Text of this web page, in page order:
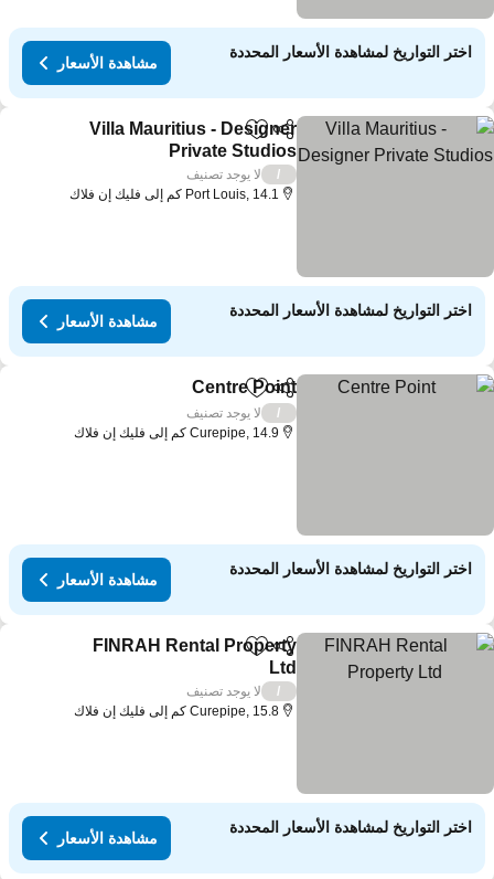
اختر التواريخ لمشاهدة الأسعار المحددة
مشاهدة الأسعار
مشاركةAdd to favorites
Villa Mauritius - Designer
Private Studios
مشاهدة الأسعار
لا يوجد تصنيف
Port Louis, 14.1 كم إلى فليك إن فلاك
اختر التواريخ لمشاهدة الأسعار المحددة
مشاهدة الأسعار
مشاركةAdd to favorites
Centre Point
لا يوجد تصنيف
Curepipe, 14.9 كم إلى فليك إن فلاك
اختر التواريخ لمشاهدة الأسعار المحددة
مشاهدة الأسعار
مشاركةAdd to favorites
FINRAH Rental Property
Ltd
مشاهدة الأسعار
لا يوجد تصنيف
Curepipe, 15.8 كم إلى فليك إن فلاك
اختر التواريخ لمشاهدة الأسعار المحددة
مشاهدة الأسعار